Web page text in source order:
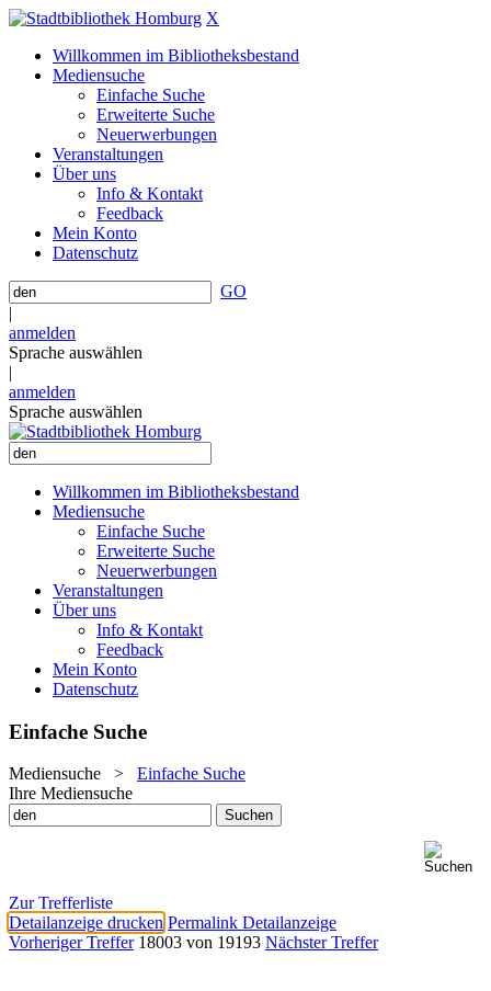
X
Willkommen im Bibliotheksbestand
Mediensuche
Einfache Suche
Erweiterte Suche
Neuerwerbungen
Veranstaltungen
Über uns
Info & Kontakt
Feedback
Mein Konto
Datenschutz
GO
|
anmelden
Sprache auswählen
|
anmelden
Sprache auswählen
Willkommen im Bibliotheksbestand
Mediensuche
Einfache Suche
Erweiterte Suche
Neuerwerbungen
Veranstaltungen
Über uns
Info & Kontakt
Feedback
Mein Konto
Datenschutz
Einfache Suche
Mediensuche > Einfache Suche
Ihre Mediensuche
Zur Trefferliste
Detailanzeige drucken Permalink Detailanzeige
Vorheriger Treffer 18003 von 19193 Nächster Treffer